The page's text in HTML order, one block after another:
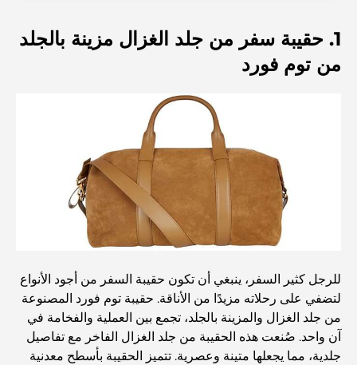
المدارس القريبة من نخلة جميرا: دليل شامل للعائلات
and a Smarter Metro Network
أفضل المقاهي في دبي بإطلالة خلابة: مزيج مثالي من المذاق
الرائع والمناظر الطبيعية الساحرة
مطاعم بإطلالة على برج العرب: تجربة طعام استثنائية في دبي
المطاعم الإيطالية في وسط مدينة دبي: تذوق إيطاليا في قلب
المدينة
1. حقيبة سفر من جلد الغزال مزينة بالجلد
من توم فورد
للرجل كثير السفر، ينبغي أن تكون حقيبة السفر من أجود الأنواع
لتضفي على رحلاته مزيدًا من الأناقة. حقيبة توم فورد المصنوعة
من جلد الغزال والمزينة بالجلد، تجمع بين العملية والفخامة في
آن واحد. صُنعت هذه الحقيبة من جلد الغزال الفاخر مع تفاصيل
جلدية، مما يجعلها متينة وعصرية. تتميز الحقيبة بأسطح معدنية